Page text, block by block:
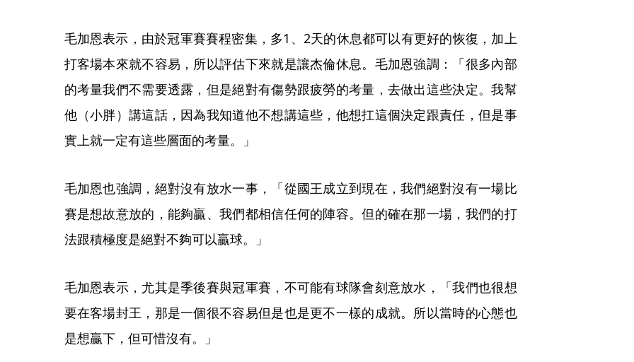
毛加恩表示，由於冠軍賽賽程密集，多1、2天的休息都可以有更好的恢復，加上
打客場本來就不容易，所以評估下來就是讓杰倫休息。毛加恩強調：「很多內部
的考量我們不需要透露，但是絕對有傷勢跟疲勞的考量，去做出這些決定。我幫
他（小胖）講這話，因為我知道他不想講這些，他想扛這個決定跟責任，但是事
實上就一定有這些層面的考量。」
毛加恩也強調，絕對沒有放水一事，「從國王成立到現在，我們絕對沒有一場比
賽是想故意放的，能夠贏、我們都相信任何的陣容。但的確在那一場，我們的打
法跟積極度是絕對不夠可以贏球。」
毛加恩表示，尤其是季後賽與冠軍賽，不可能有球隊會刻意放水，「我們也很想
要在客場封王，那是一個很不容易但是也是更不一樣的成就。所以當時的心態也
是想贏下，但可惜沒有。」